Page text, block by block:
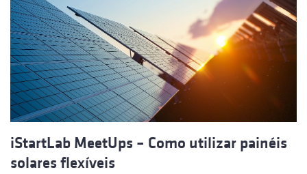
iStartLab MeetUps – Como utilizar painéis
solares flexíveis